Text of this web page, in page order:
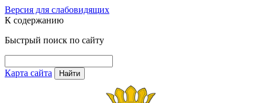
Версия для слабовидящих
К содержанию
Быстрый поиск по сайту
Карта сайта Найти